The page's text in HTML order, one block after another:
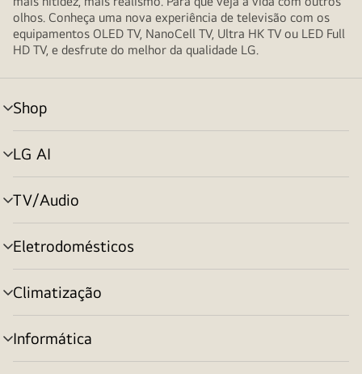
olhos. Conheça uma nova experiência de televisão com os
equipamentos OLED TV, NanoCell TV, Ultra HK TV ou LED Full
HD TV, e desfrute do melhor da qualidade LG.
Shop
alternar
menu
LG AI
alternar
menu
TV/Audio
alternar
menu
Eletrodomésticos
alternar
menu
Climatização
alternar
menu
Informática
alternar
menu